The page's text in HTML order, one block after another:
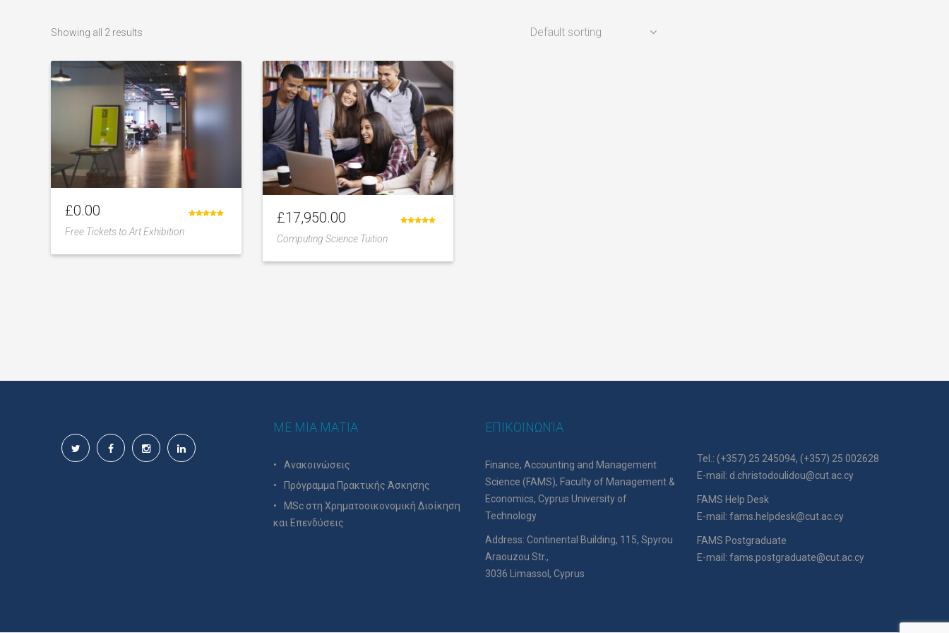
Showing all 2 results
£0.00
Free Tickets to Art Exhibition
£17,950.00
Computing Science Tuition
ΜΕ ΜΙΑ ΜΑΤΙΑ
Ανακοινώσεις
Πρόγραμμα Πρακτικής Άσκησης
MSc στη Χρηματοοικονομική Διοίκηση
και Επενδύσεις
ΕΠΙΚΟΙΝΩΝΊΑ
Finance, Accounting and Management
Science (FAMS), Faculty of Management &
Economics, Cyprus University of
Technology
Address: Continental Building, 115, Spyrou
Araouzou Str.,
3036 Limassol, Cyprus
Tel.: (+357) 25 245094, (+357) 25 002628
E-mail: d.christodoulidou@cut.ac.cy
FAMS Help Desk
E-mail: fams.helpdesk@cut.ac.cy
FAMS Postgraduate
E-mail: fams.postgraduate@cut.ac.cy